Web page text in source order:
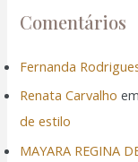
Comentários
Fernanda
Renata Carvalho em
de estilo
MAYARA REGINA